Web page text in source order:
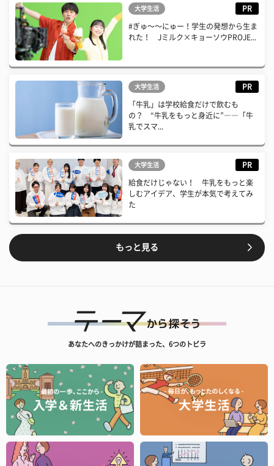
大学生活 PR
#ぎゅ〜〜にゅー！学生の発想から生ま
れた！ Jミルク×キョーソウPROJE...
大学生活 PR
「牛乳」は学校給食だけで飲むも
の？ “牛乳をもっと身近に”――「牛
乳でスマ...
大学生活 PR
給食だけじゃない！ 牛乳をもっと楽
しむアイデア、学生が本気で考えてみ
た
もっと見る
あなたへのきっかけが詰まった、6つのトビラ